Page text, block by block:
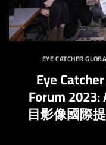
EYE CATCHER
Eye
Forum
目影像國際